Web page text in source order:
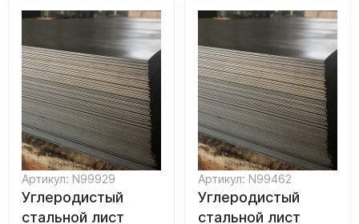
Артикул: N99929
Углеродистый
стальной лист
Артикул: N99462
Углеродистый
стальной лист